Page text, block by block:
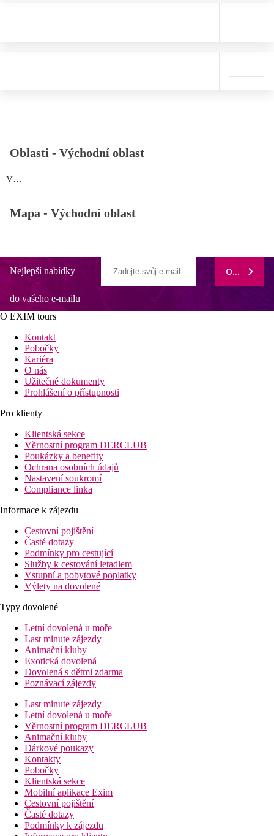
Oblasti - Východní oblast
Východní oblast
Mapa - Východní oblast
Nejlepší nabídky
do vašeho e-mailu
ODEBÍRAT
O EXIM tours
Kontakt
Pobočky
Kariéra
O nás
Užitečné dokumenty
Prohlášení o přístupnosti
Pro klienty
Klientská sekce
Věrnostní program DERCLUB
Poukázky a benefity
Ochrana osobních údajů
Nastavení soukromí
Compliance linka
Informace k zájezdu
Cestovní pojištění
Časté dotazy
Podmínky pro cestující
Služby k cestování letadlem
Vstupní a pobytové poplatky
Výlety na dovolené
Typy dovolené
Letní dovolená u moře
Last minute zájezdy
Animační kluby
Exotická dovolená
Dovolená s dětmi zdarma
Poznávací zájezdy
Last minute zájezdy
Letní dovolená u moře
Věrnostní program DERCLUB
Animační kluby
Dárkové poukazy
Kontakty
Pobočky
Klientská sekce
Mobilní aplikace Exim
Cestovní pojištění
Časté dotazy
Podmínky k zájezdu